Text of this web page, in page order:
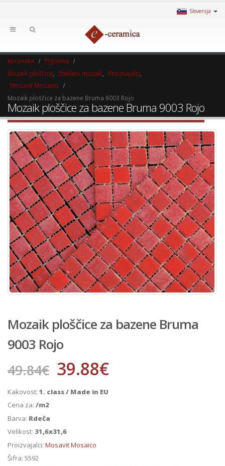
Slovenija
Keramika
Trgovina
Mozaik ploščice
Stekleni mozaik Proizvajalci
Mosavit Mosaico
Mozaik ploščice za bazene Bruma 9003 Rojo
Mozaik ploščice za bazene Bruma 9003 Rojo
Mozaik ploščice za bazene Bruma
9003 Rojo
49.84€ 39.88€
Kakovost: 1. class / Made in EU
Cena za: /m2
Barva: Rdeča
Velikost: 31,6x31,6
Proizvajalci: Mosavit Mosaico
Šifra: 5592